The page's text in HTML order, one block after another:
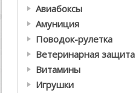
Авиабоксы
Амуниция
Поводок-рулетка
Ветеринарная защита
Витамины
Игрушки